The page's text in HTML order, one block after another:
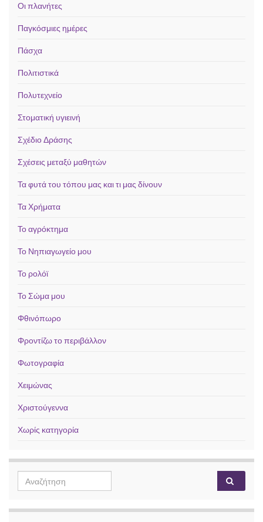
Οι πλανήτες
Παγκόσμιες ημέρες
Πάσχα
Πολιτιστικά
Πολυτεχνείο
Στοματική υγιεινή
Σχέδιο Δράσης
Σχέσεις μεταξύ μαθητών
Τα φυτά του τόπου μας και τι μας δίνουν
Τα Χρήματα
Το αγρόκτημα
Το Νηπιαγωγείο μου
Το ρολόϊ
Το Σώμα μου
Φθινόπωρο
Φροντίζω το περιβάλλον
Φωτογραφία
Χειμώνας
Χριστούγεννα
Χωρίς κατηγορία
Search for: